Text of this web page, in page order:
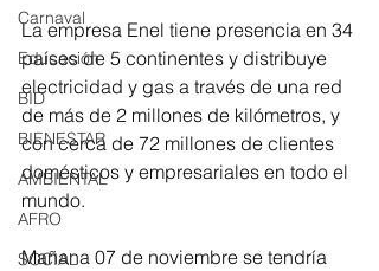
Carnaval
Educación
BID
BIENESTAR
AMBIENTAL
AFRO
SOCIAL
La empresa Enel tiene presencia en 34
países de 5 continentes y distribuye
electricidad y gas a través de una red
de más de 2 millones de kilómetros, y
con cerca de 72 millones de clientes
domésticos y empresariales en todo el
mundo.
Mañana 07 de noviembre se tendría